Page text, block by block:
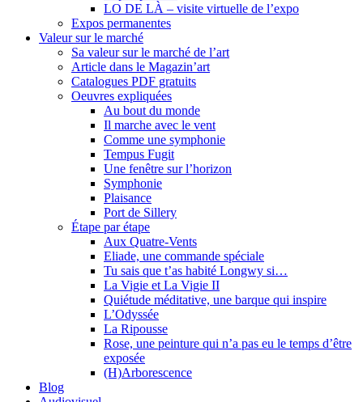
LO DE LÀ – visite virtuelle de l’expo
Expos permanentes
Valeur sur le marché
Sa valeur sur le marché de l’art
Article dans le Magazin’art
Catalogues PDF gratuits
Oeuvres expliquées
Au bout du monde
Il marche avec le vent
Comme une symphonie
Tempus Fugit
Une fenêtre sur l’horizon
Symphonie
Plaisance
Port de Sillery
Étape par étape
Aux Quatre-Vents
Eliade, une commande spéciale
Tu sais que t’as habité Longwy si…
La Vigie et La Vigie II
Quiétude méditative, une barque qui inspire
L’Odyssée
La Ripousse
Rose, une peinture qui n’a pas eu le temps d’être
exposée
(H)Arborescence
Blog